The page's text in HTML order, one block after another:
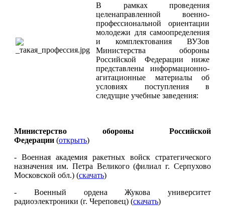
В рамках проведения
целенаправленной военно-
профессиональной ориентации
молодежи для самоопределения
и комплектования ВУЗов
Министерства обороны
Российской Федерации ниже
представлены информационно-
агитационные материалы об
условиях поступления в
следущие учебные заведения:
Министерство обороны Российской
Федерации (открыть)
- Военная академия ракетных войск стратегического
назначения им. Петра Великого (филиал г. Серпухово
Московской обл.) (скачать)
- Военный ордена Жукова университет
радиоэлектроники (г. Череповец) (скачать)